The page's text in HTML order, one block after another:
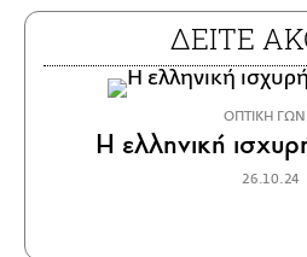
ΔΕΙΤΕ
ΟΠΤΙΚΗ
Η ελληνική
26.10.24